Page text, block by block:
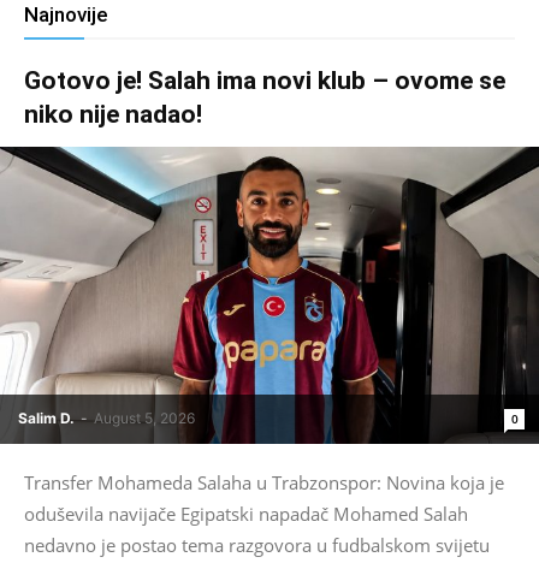
Najnovije
Gotovo je! Salah ima novi klub – ovome se
niko nije nadao!
Salim D. - August 5, 2026 0
Transfer Mohameda Salaha u Trabzonspor: Novina koja je
oduševila navijače Egipatski napadač Mohamed Salah
nedavno je postao tema razgovora u fudbalskom svijetu